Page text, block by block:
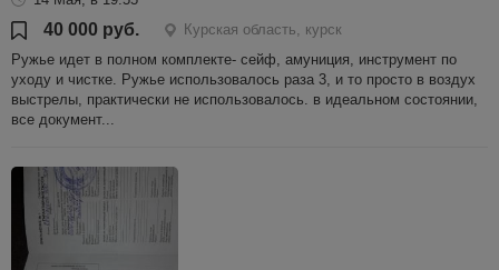
40 000 руб.
Курская область, курск
Ружье идет в полном комплекте- сейф, амуниция, инструмент по
уходу и чистке. Ружье использовалось раза 3, и то просто в воздух
выстрелы, практически не использовалось. в идеальном состоянии,
все документ...